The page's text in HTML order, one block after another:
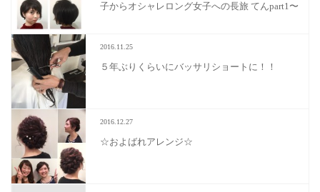
子からオシャレロング女子への長旅 てんpart1〜
2016.11.25
５年ぶりくらいにバッサリショートに！！
2016.12.27
☆およばれアレンジ☆